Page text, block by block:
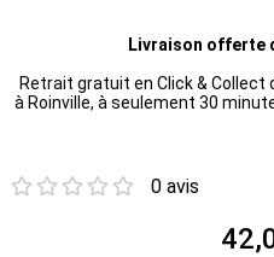
Livraison offerte
Retrait gratuit en Click & Collect
à Roinville, à seulement 30
0 avis